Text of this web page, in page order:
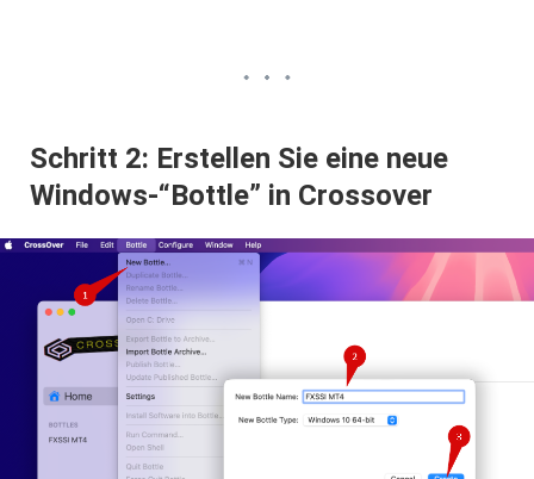
Schritt 2: Erstellen Sie eine neue
Windows-“Bottle” in Crossover